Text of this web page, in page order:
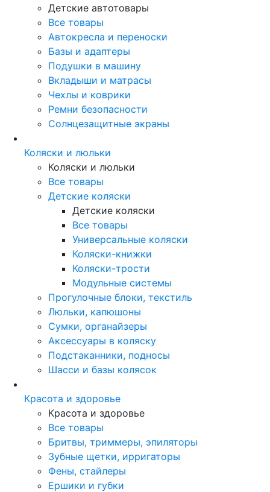
Детские автотовары
Все товары
Автокресла и переноски
Базы и адаптеры
Подушки в машину
Вкладыши и матрасы
Чехлы и коврики
Ремни безопасности
Солнцезащитные экраны
Коляски и люльки
Коляски и люльки
Все товары
Детские коляски
Детские коляски
Все товары
Универсальные коляски
Коляски-книжки
Коляски-трости
Модульные системы
Прогулочные блоки, текстиль
Люльки, капюшоны
Сумки, органайзеры
Аксессуары в коляску
Подстаканники, подносы
Шасси и базы колясок
Красота и здоровье
Красота и здоровье
Все товары
Бритвы, триммеры, эпиляторы
Зубные щетки, ирригаторы
Фены, стайлеры
Ершики и губки